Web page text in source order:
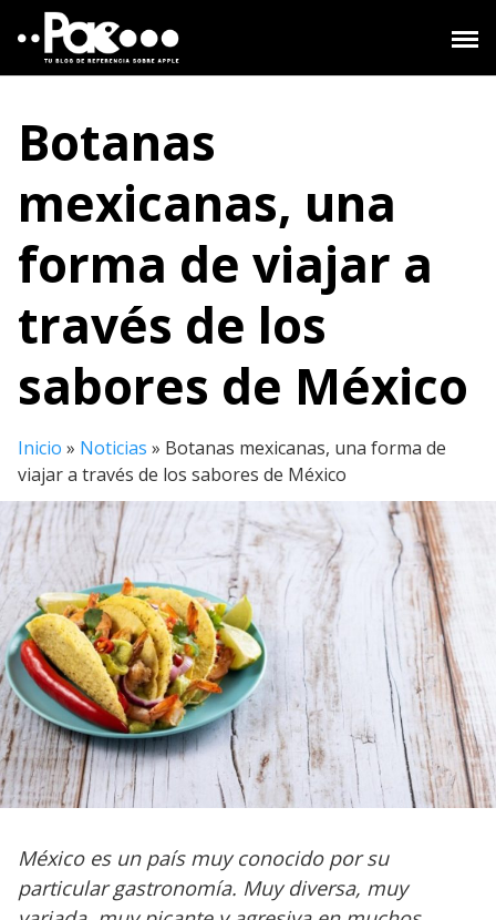
Saltar
contenido
Botanas
mexicanas, una
forma de viajar a
través de los
sabores de México
Inicio » Noticias » Botanas mexicanas, una forma de
viajar a través de los sabores de México
México es un país muy conocido por su
particular gastronomía. Muy diversa, muy